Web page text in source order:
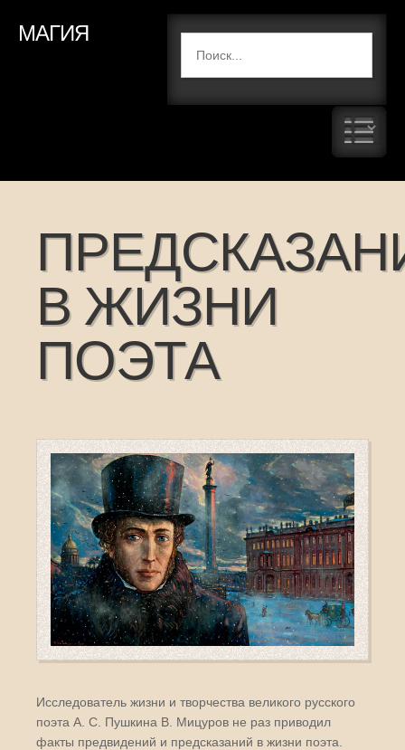
МАГИЯ
В ЖИЗНИ
ПОЭТА
Исследователь жизни и творчества великого русского
поэта А. С. Пушкина В. Мицуров не раз приводил
факты предвидений и предсказаний в жизни поэта.